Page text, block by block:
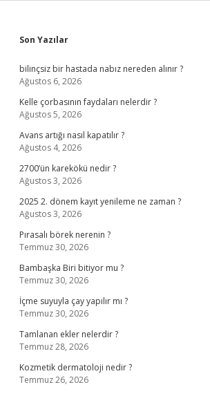
Sidebar
Son Yazılar
bilinçsiz bir hastada nabız nereden alınır ?
Ağustos 6, 2026
Kelle çorbasının faydaları nelerdir ?
Ağustos 5, 2026
Avans artığı nasıl kapatılır ?
Ağustos 4, 2026
2700’ün karekökü nedir ?
Ağustos 3, 2026
2025 2. dönem kayıt yenileme ne zaman ?
Ağustos 3, 2026
Pırasalı börek nerenin ?
Temmuz 30, 2026
Bambaşka Biri bitiyor mu ?
Temmuz 30, 2026
İçme suyuyla çay yapılır mı ?
Temmuz 30, 2026
Tamlanan ekler nelerdir ?
Temmuz 28, 2026
Kozmetik dermatoloji nedir ?
Temmuz 26, 2026